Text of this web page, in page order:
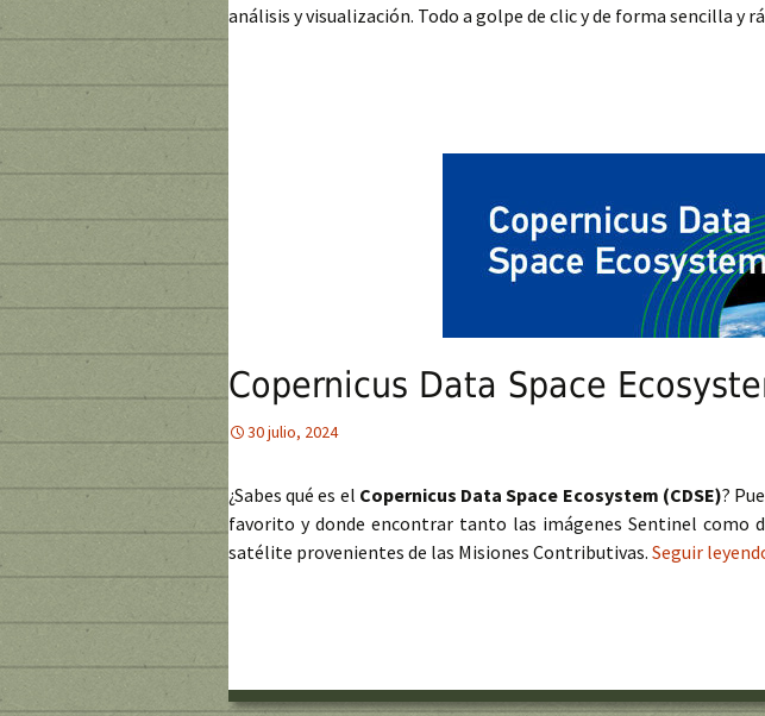
análisis y visualización. Todo a golpe de clic y de forma sencilla y
Copernicus Data Space
30 julio, 2024
¿Sabes qué es el Copernicus Data Space Ecosystem (CDSE)?
favorito y donde encontrar tanto las imágenes Sentinel como
satélite provenientes de las Misiones Contributivas. Seguir